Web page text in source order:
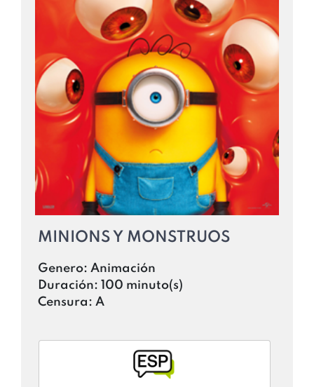
MINIONS Y MONSTRUOS
Genero: Animación
Duración: 100 minuto(s)
Censura: A